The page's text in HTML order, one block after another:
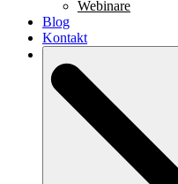
Webinare
Blog
Kontakt